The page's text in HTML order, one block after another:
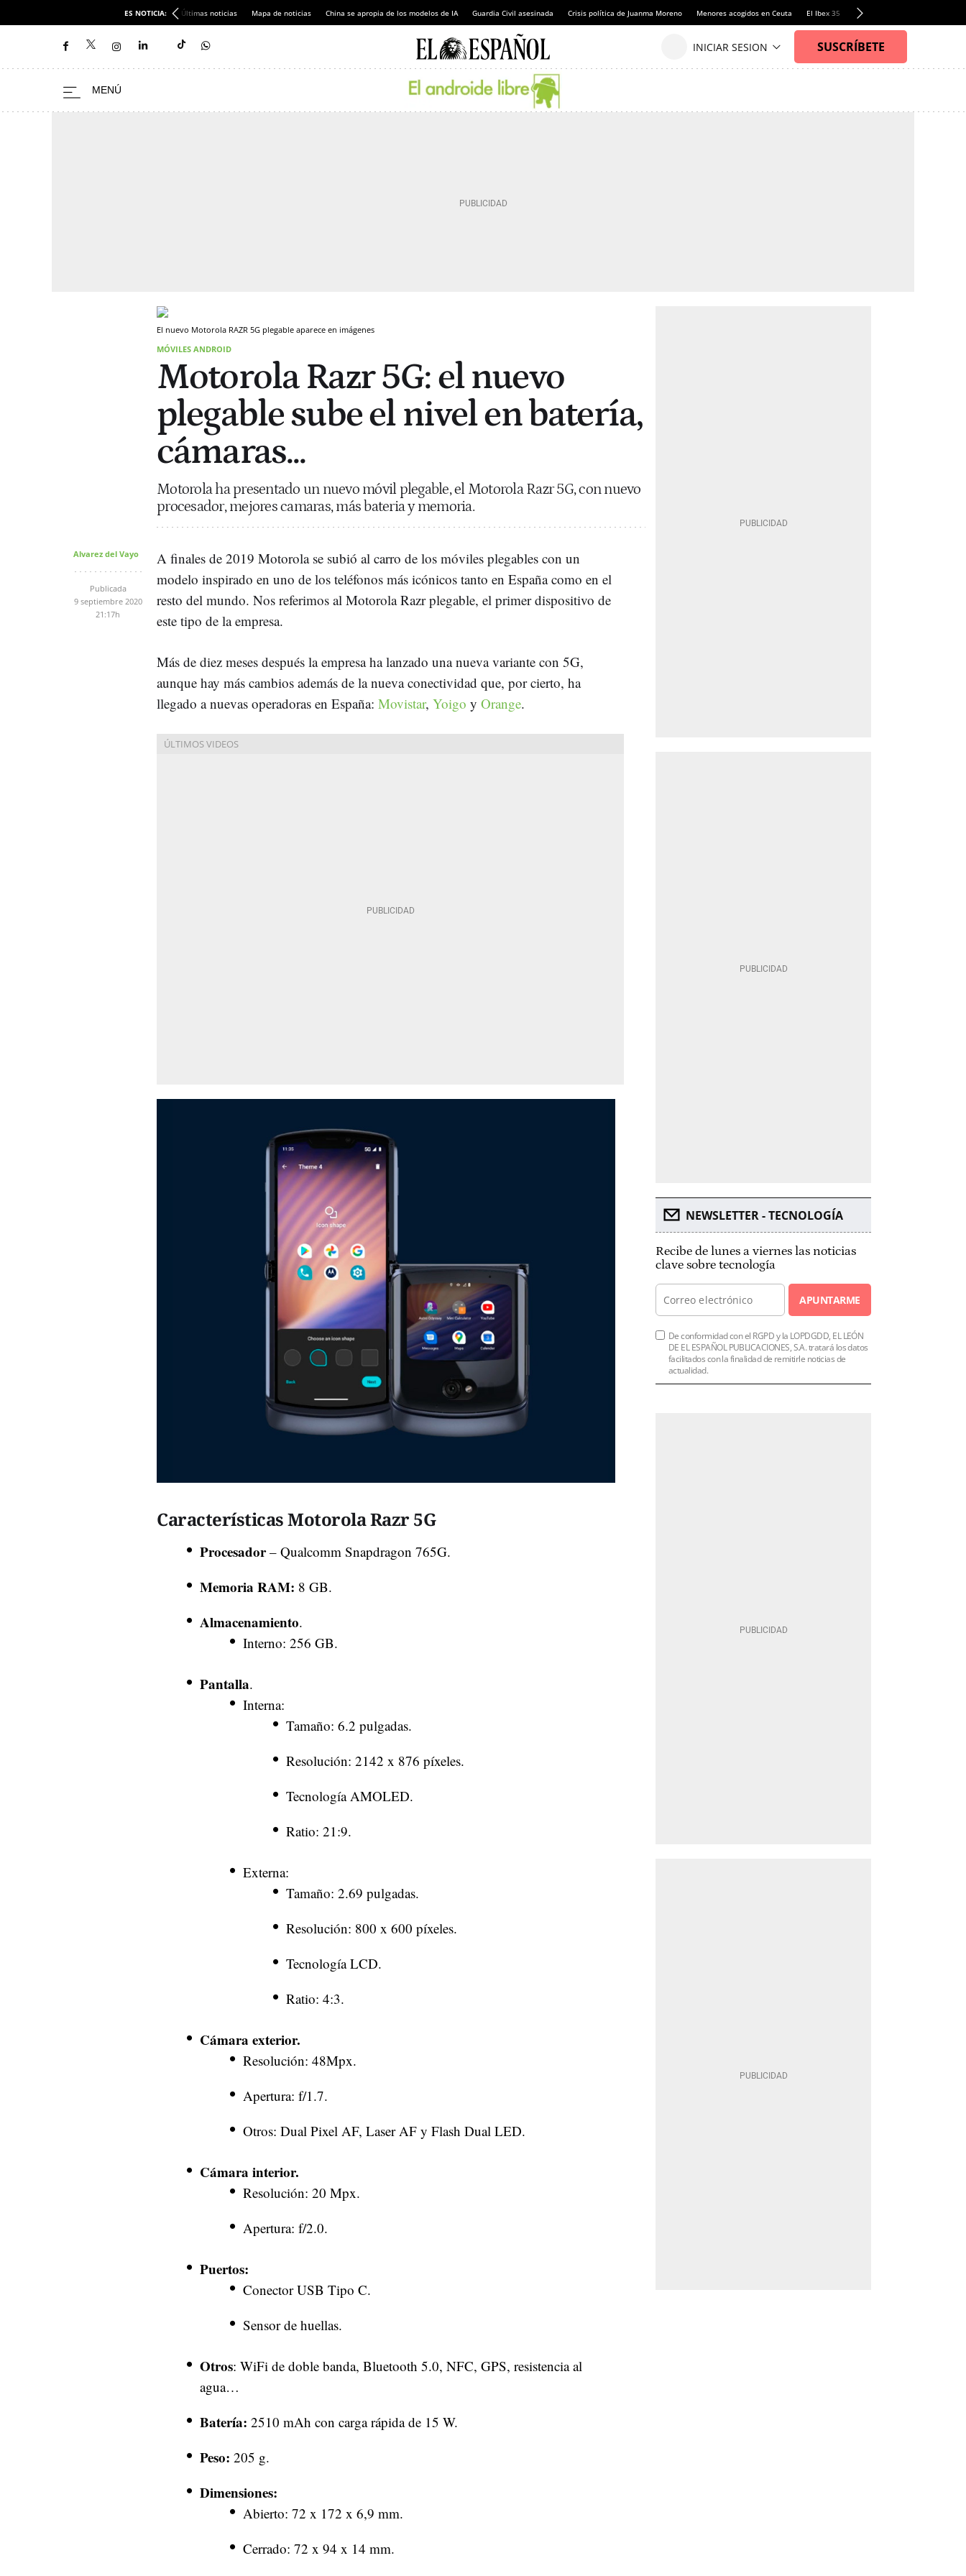
ES NOTICIA: Últimas noticias Mapa de noticias China se apropia de los modelos de IA Guardia Civil asesinada Crisis política de Juanma Moreno Menores acogidos en Ceuta El Ibex 35 Llamadas de alerta Sánchez
El nuevo Motorola RAZR 5G plegable aparece en imágenes
MÓVILES ANDROID
Motorola Razr 5G: el nuevo
plegable sube el nivel en batería,
cámaras...
Motorola ha presentado un nuevo móvil plegable, el Motorola Razr 5G, con nuevo
procesador, mejores camaras, más bateria y memoria.
Alvarez del Vayo
Publicada
9 septiembre 2020
21:17h
A finales de 2019 Motorola se subió al carro de los móviles plegables con un
modelo inspirado en uno de los teléfonos más icónicos tanto en España como en el
resto del mundo. Nos referimos al Motorola Razr plegable, el primer dispositivo de
este tipo de la empresa.
Más de diez meses después la empresa ha lanzado una nueva variante con 5G,
aunque hay más cambios además de la nueva conectividad que, por cierto, ha
llegado a nuevas operadoras en España: Movistar, Yoigo y Orange.
Características Motorola Razr 5G
Procesador– Qualcomm Snapdragon 765G.
Memoria RAM: 8 GB.
Almacenamiento.
Interno: 256 GB.
Pantalla.
Interna:
Tamaño: 6.2 pulgadas.
Resolución: 2142 x 876 píxeles.
Tecnología AMOLED.
Ratio: 21:9.
Externa:
Tamaño: 2.69 pulgadas.
Resolución: 800 x 600 píxeles.
Tecnología LCD.
Ratio: 4:3.
Cámara exterior.
Resolución: 48Mpx.
Apertura: f/1.7.
Otros: Dual Pixel AF, Laser AF y Flash Dual LED.
Cámara interior.
Resolución: 20 Mpx.
Apertura: f/2.0.
Puertos:
Conector USB Tipo C.
Sensor de huellas.
Otros: WiFi de doble banda, Bluetooth 5.0, NFC, GPS, resistencia al
agua…
Batería: 2510 mAh con carga rápida de 15 W.
Peso: 205 g.
Dimensiones:
Abierto: 72 x 172 x 6,9 mm.
Cerrado: 72 x 94 x 14 mm.
NEWSLETTER - TECNOLOGÍA
Recibe de lunes a viernes las noticias
clave sobre tecnología
APUNTARME
De conformidad con el RGPD y la LOPDGDD, EL LEÓN
DE EL ESPAÑOL PUBLICACIONES, S.A. tratará los datos
facilitados con la finalidad de remitirle noticias de
actualidad.